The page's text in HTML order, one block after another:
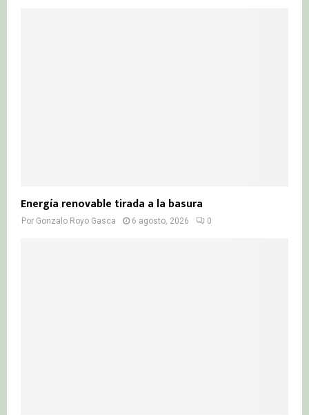
Energía renovable tirada a la basura
Por Gonzalo Royo Gasca 6 agosto, 2026 0